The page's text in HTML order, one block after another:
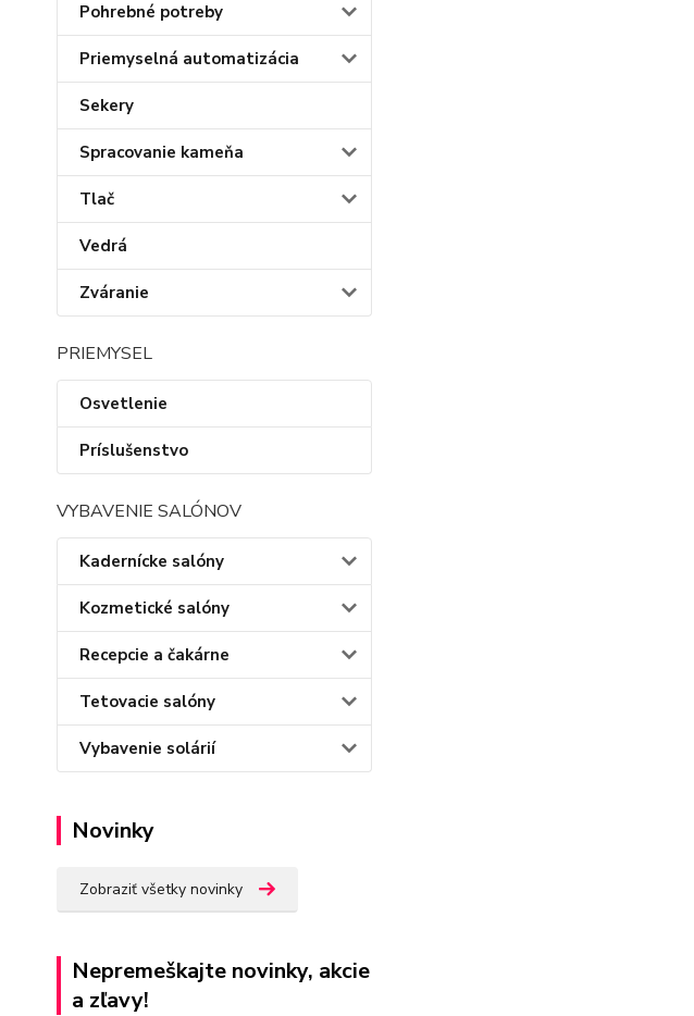
Pohrebné potreby
Priemyselná automatizácia
Sekery
Spracovanie kameňa
Tlač
Vedrá
Zváranie
PRIEMYSEL
Osvetlenie
Príslušenstvo
VYBAVENIE SALÓNOV
Kadernícke salóny
Kozmetické salóny
Recepcie a čakárne
Tetovacie salóny
Vybavenie solárií
Novinky
Zobraziť všetky novinky
Nepremeškajte novinky, akcie
a zľavy!